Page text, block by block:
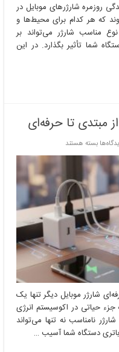
روزمره شارژرهای موبایل در
که هر کدام برای محیط‌ها و
مناسب شارژر می‌تواند بر
شما تأثیر بگذارد. در این
مبتدی تا حرفه‌ای
برای
راهنمای
خرید
شارژر
موبایل:
از
مبتدی
تا
حرفه‌ای
بسته هستند
شارژر موبایل دیگر تنها یک
حیاتی در اکوسیستم انرژی
نامناسب نه تنها می‌تواند
باتری دستگاه شما آسیب …